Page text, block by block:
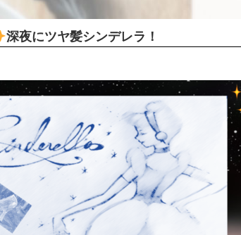
深夜にツヤ髪シンデレラ！